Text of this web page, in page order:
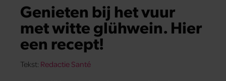
Genieten bij het vuur
met witte glühwein. Hier
een recept!
Tekst: Redactie Santé